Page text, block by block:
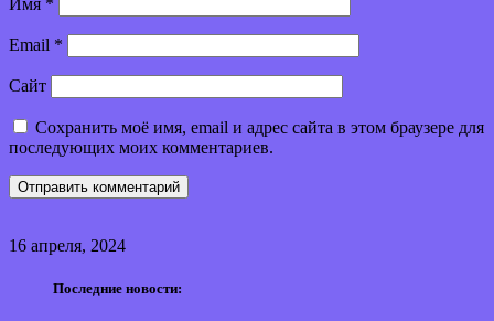
Имя *
Email *
Сайт
Сохранить моё имя, email и адрес сайта в этом браузере для
последующих моих комментариев.
16 апреля, 2024
Последние новости: